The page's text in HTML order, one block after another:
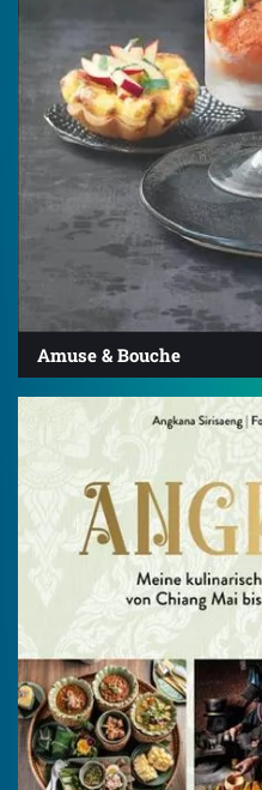
Amuse & Bouche